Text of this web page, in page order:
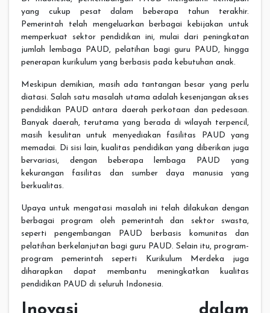
yang cukup pesat dalam beberapa tahun terakhir.
Pemerintah telah mengeluarkan berbagai kebijakan untuk
memperkuat sektor pendidikan ini, mulai dari peningkatan
jumlah lembaga PAUD, pelatihan bagi guru PAUD, hingga
penerapan kurikulum yang berbasis pada kebutuhan anak.
Meskipun demikian, masih ada tantangan besar yang perlu
diatasi. Salah satu masalah utama adalah kesenjangan akses
pendidikan PAUD antara daerah perkotaan dan pedesaan.
Banyak daerah, terutama yang berada di wilayah terpencil,
masih kesulitan untuk menyediakan fasilitas PAUD yang
memadai. Di sisi lain, kualitas pendidikan yang diberikan juga
bervariasi, dengan beberapa lembaga PAUD yang
kekurangan fasilitas dan sumber daya manusia yang
berkualitas.
Upaya untuk mengatasi masalah ini telah dilakukan dengan
berbagai program oleh pemerintah dan sektor swasta,
seperti pengembangan PAUD berbasis komunitas dan
pelatihan berkelanjutan bagi guru PAUD. Selain itu, program-
program pemerintah seperti Kurikulum Merdeka juga
diharapkan dapat membantu meningkatkan kualitas
pendidikan PAUD di seluruh Indonesia.